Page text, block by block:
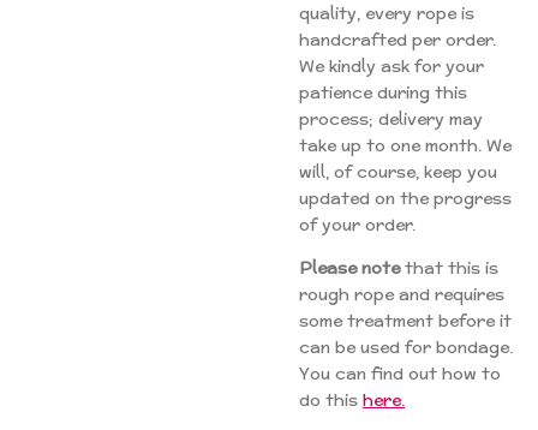
quality, every rope is
handcrafted per order.
We kindly ask for your
patience during this
process; delivery may
take up to one month. We
will, of course, keep you
updated on the progress
of your order.
Please notethat this is
rough rope and requires
some treatment before it
can be used for bondage.
You can find out how to
do this here.